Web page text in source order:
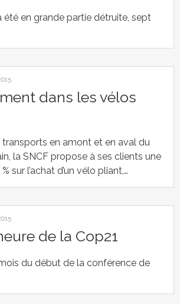
été en grande partie détruite, sept
dans les vélos
transports en amont et en aval du
la SNCF propose à ses clients une
sur l’achat d’un vélo pliant,…
de la Cop21
du début de la conférence de